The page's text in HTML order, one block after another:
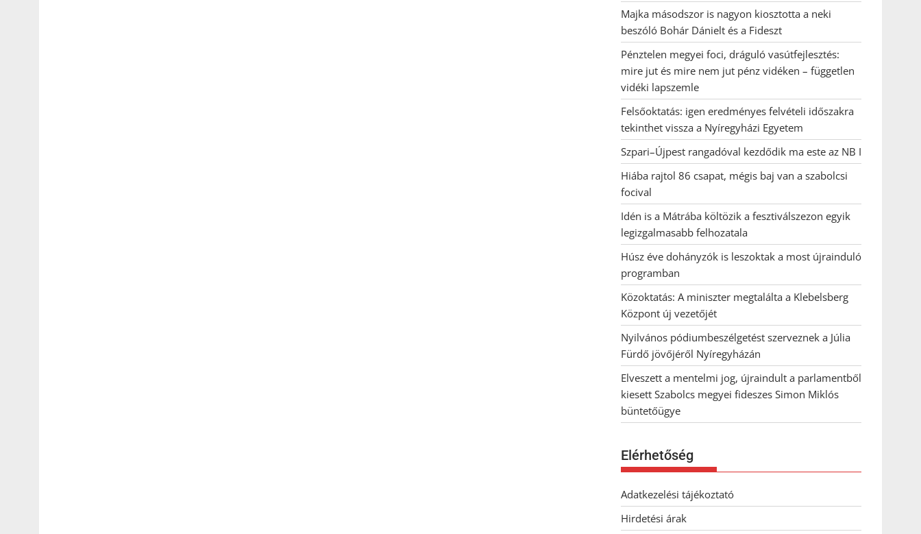
Majka másodszor is nagyon kiosztotta a neki
beszóló Bohár Dánielt és a Fideszt
Pénztelen megyei foci, dráguló vasútfejlesztés:
mire jut és mire nem jut pénz vidéken – független
vidéki lapszemle
Felsőoktatás: igen eredményes felvételi időszakra
tekinthet vissza a Nyíregyházi Egyetem
Szpari–Újpest rangadóval kezdődik ma este az NB I
Hiába rajtol 86 csapat, mégis baj van a szabolcsi
focival
Idén is a Mátrába költözik a fesztiválszezon egyik
legizgalmasabb felhozatala
Húsz éve dohányzók is leszoktak a most újrainduló
programban
Közoktatás: A miniszter megtalálta a Klebelsberg
Központ új vezetőjét
Nyilvános pódiumbeszélgetést szerveznek a Júlia
Fürdő jövőjéről Nyíregyházán
Elveszett a mentelmi jog, újraindult a parlamentből
kiesett Szabolcs megyei fideszes Simon Miklós
büntetőügye
Elérhetőség
Adatkezelési tájékoztató
Hirdetési árak